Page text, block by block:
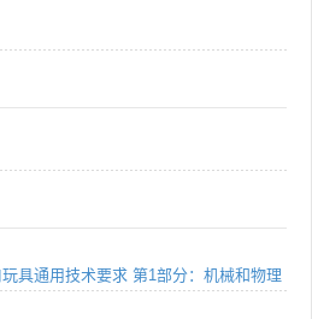
具通用技术要求 第1部分：机械和物理